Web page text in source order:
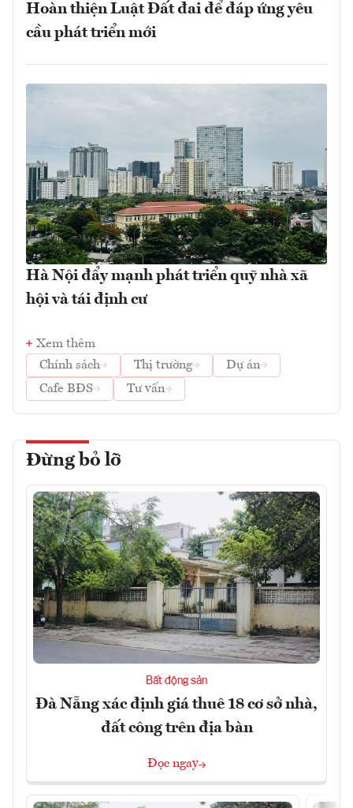
Hoàn thiện Luật Đất đai để đáp ứng yêu
cầu phát triển mới
Hà Nội đẩy mạnh phát triển quỹ nhà xã
hội và tái định cư
Xem thêm
Chính sách
Thị trường
Dự án
Cafe BĐS
Tư vấn
Đừng bỏ lỡ
Bất động sản
Đà Nẵng xác định giá thuê 18 cơ sở nhà,
đất công trên địa bàn
Đọc ngay